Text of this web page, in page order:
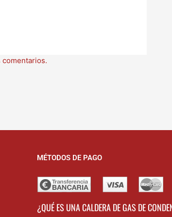
MÉTODOS DE PAGO
¿QUÉ ES UNA CALDERA DE GAS DE